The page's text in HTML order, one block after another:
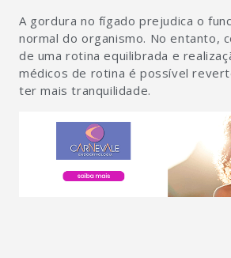
A gordura no fígado prejudica o
normal do organismo. No entanto,
de uma rotina equilibrada e
médicos de rotina é possível
ter mais tranquilidade.